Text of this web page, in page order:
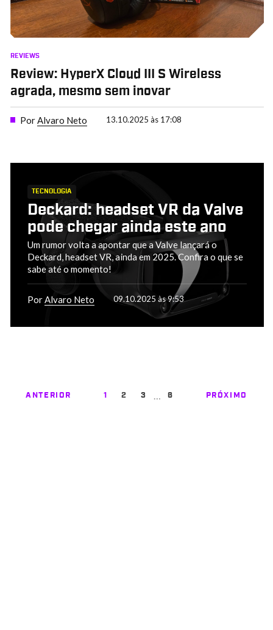
REVIEWS
Review: HyperX Cloud III S Wireless
agrada, mesmo sem inovar
PorAlvaro Neto 13.10.2025 às 17:08
TECNOLOGIA
Deckard: headset VR da Valve
pode chegar ainda este ano
Um rumor volta a apontar que a Valve lançará o
Deckard, headset VR, ainda em 2025. Confira o que se
sabe até o momento!
PorAlvaro Neto 09.10.2025 às 9:53
ANTERIOR 1 2 3 … 6 PRÓXIMO